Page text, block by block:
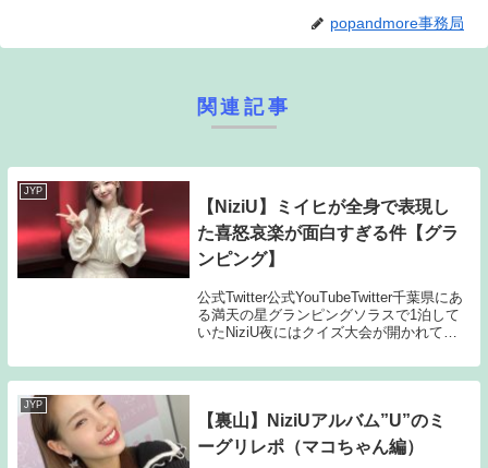
popandmore事務局
関連記事
JYP
【NiziU】ミイヒが全身で表現し
た喜怒哀楽が面白すぎる件【グラ
ンピング】
公式Twitter公式YouTubeTwitter千葉県にあ
る満天の星グランピングソラスで1泊して
いたNiziU夜にはクイズ大会が開かれてク
にファンの反応1：PopandMore クイズ系
のミイヒ、いっ...
JYP
【裏山】NiziUアルバム”U”のミ
ーグリレポ（マコちゃん編）